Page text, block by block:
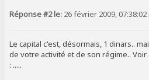
Réponse #2 le: 26 février 2009, 07:38:02
Le capital c'est, désormais, 1 dinars..
de votre activité et de son régime..
: .....